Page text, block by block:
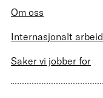
Om oss
Internasjonalt arbeid
Saker vi jobber for